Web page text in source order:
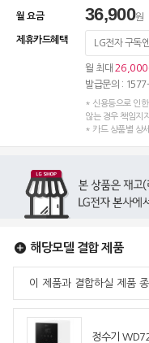
월 요금 36,900원
제휴카드혜택 LG전자 구독
월 최대 26,000
발급문의 :
* 신용등으로 인
않는 경우 책임지
* 카드 상품별 상
해당모델 결합 제품
정수기